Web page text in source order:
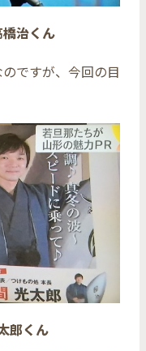
治くん
ですが、今回の目
郎くん